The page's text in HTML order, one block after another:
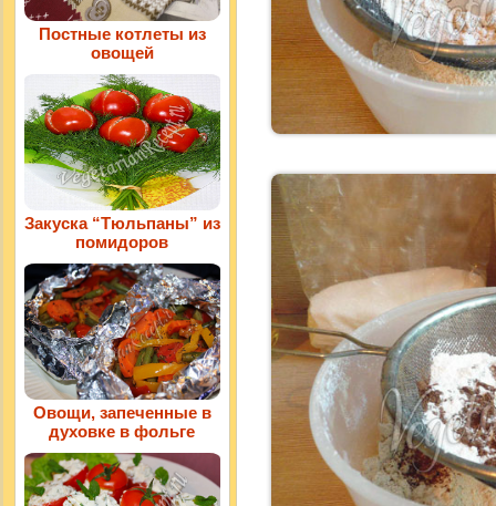
Постные котлеты из
овощей
Закуска “Тюльпаны” из
помидоров
Овощи, запеченные в
духовке в фольге